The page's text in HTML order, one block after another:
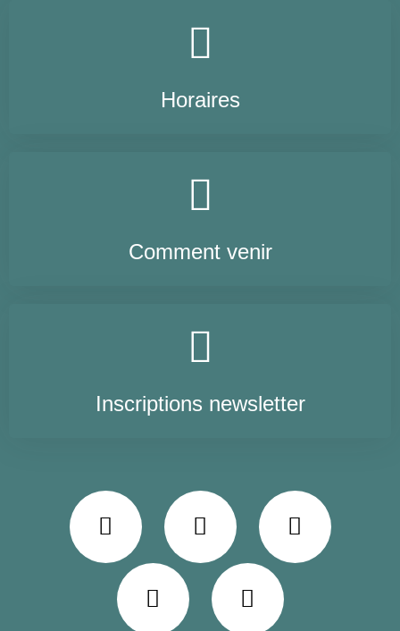
Horaires
Comment venir
Inscriptions newsletter